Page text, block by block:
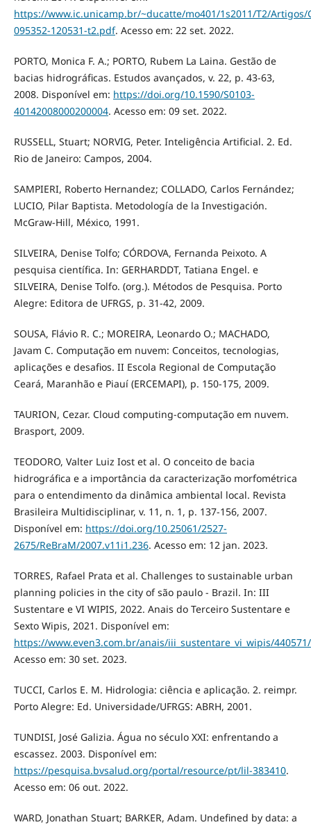
https://www.ic.unicamp.br/~ducatte/mo401/1s2011/T2/Artigos/
095352-120531-t2.pdf. Acesso em: 22 set. 2022.
PORTO, Monica F. A.; PORTO, Rubem La Laina. Gestão de
bacias hidrográficas. Estudos avançados, v. 22, p. 43-63,
2008. Disponível em: https://doi.org/10.1590/S0103-
40142008000200004. Acesso em: 09 set. 2022.
RUSSELL, Stuart; NORVIG, Peter. Inteligência Artificial. 2. Ed.
Rio de Janeiro: Campos, 2004.
SAMPIERI, Roberto Hernandez; COLLADO, Carlos Fernández;
LUCIO, Pilar Baptista. Metodología de la Investigación.
McGraw-Hill, México, 1991.
SILVEIRA, Denise Tolfo; CÓRDOVA, Fernanda Peixoto. A
pesquisa científica. In: GERHARDDT, Tatiana Engel. e
SILVEIRA, Denise Tolfo. (org.). Métodos de Pesquisa. Porto
Alegre: Editora de UFRGS, p. 31-42, 2009.
SOUSA, Flávio R. C.; MOREIRA, Leonardo O.; MACHADO,
Javam C. Computação em nuvem: Conceitos, tecnologias,
aplicações e desafios. II Escola Regional de Computação
Ceará, Maranhão e Piauí (ERCEMAPI), p. 150-175, 2009.
TAURION, Cezar. Cloud computing-computação em nuvem.
Brasport, 2009.
TEODORO, Valter Luiz Iost et al. O conceito de bacia
hidrográfica e a importância da caracterização morfométrica
para o entendimento da dinâmica ambiental local. Revista
Brasileira Multidisciplinar, v. 11, n. 1, p. 137-156, 2007.
Disponível em: https://doi.org/10.25061/2527-
2675/ReBraM/2007.v11i1.236. Acesso em: 12 jan. 2023.
TORRES, Rafael Prata et al. Challenges to sustainable urban
planning policies in the city of são paulo - Brazil. In: III
Sustentare e VI WIPIS, 2022. Anais do Terceiro Sustentare e
Sexto Wipis, 2021. Disponível em:
https://www.even3.com.br/anais/iii_sustentare_vi_wipis/440571/
Acesso em: 30 set. 2023.
TUCCI, Carlos E. M. Hidrologia: ciência e aplicação. 2. reimpr.
Porto Alegre: Ed. Universidade/UFRGS: ABRH, 2001.
TUNDISI, José Galizia. Água no século XXI: enfrentando a
escassez. 2003. Disponível em:
https://pesquisa.bvsalud.org/portal/resource/pt/lil-383410.
Acesso em: 06 out. 2022.
WARD, Jonathan Stuart; BARKER, Adam. Undefined by data: a